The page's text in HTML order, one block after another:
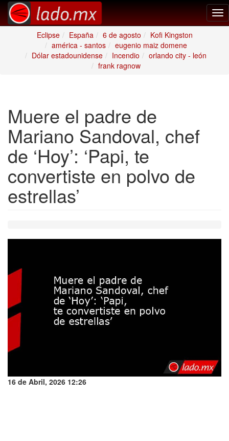
Eclipse
España 6 de agosto
Kofi Kingston
américa - santos
eugenio maiz domene
Dólar estadounidense
Incendio
orlando city - león
frank ragnow
Muere el padre de
Mariano Sandoval, chef
de ‘Hoy’: ‘Papi, te
convertiste en polvo de
estrellas’
16 de Abril, 2026 12:26